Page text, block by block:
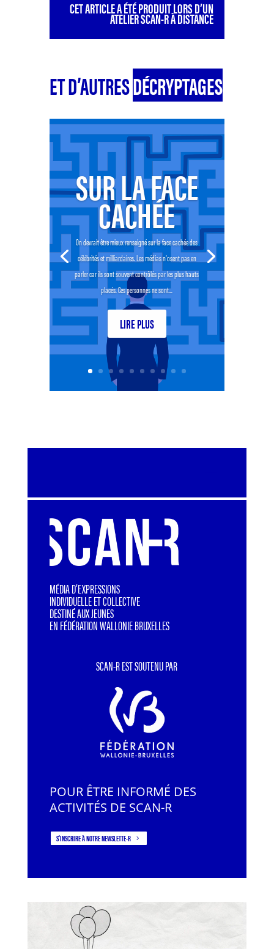
CET ARTICLE A ÉTÉ PRODUIT LORS D’UN
ATELIER SCAN-R À DISTANCE
ET D’AUTRESDÉCRYPTAGES
SUR LA FACE
CACHÉE
On devrait être mieux renseigné sur la face cachée des
célébrités et milliardaires. Les médias n’osent pas en
parler car ils sont souvent contrôlés par les plus hauts
placés. Ces personnes ne sont...
LIRE PLUS
MÉDIA D’EXPRESSIONS
INDIVIDUELLE ET COLLECTIVE
DESTINÉ AUX JEUNES
EN FÉDÉRATION WALLONIE BRUXELLES
SCAN-R EST SOUTENU PAR
POUR ÊTRE INFORMÉ DES
ACTIVITÉS DE SCAN-R
S'INSCRIRE À NOTRE NEWSLETTE-R